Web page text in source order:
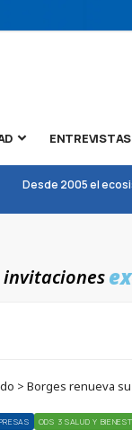
ENTREVISTAS
Desde 2005 el
> Borges renueva
ODS 3 SALUD Y